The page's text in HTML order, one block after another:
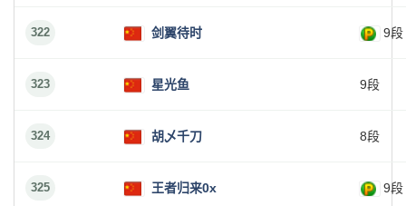
322 剑翼待时 9段
323 星光鱼 9段
324 胡乄千刀 8段
325 王者归来0x 9段